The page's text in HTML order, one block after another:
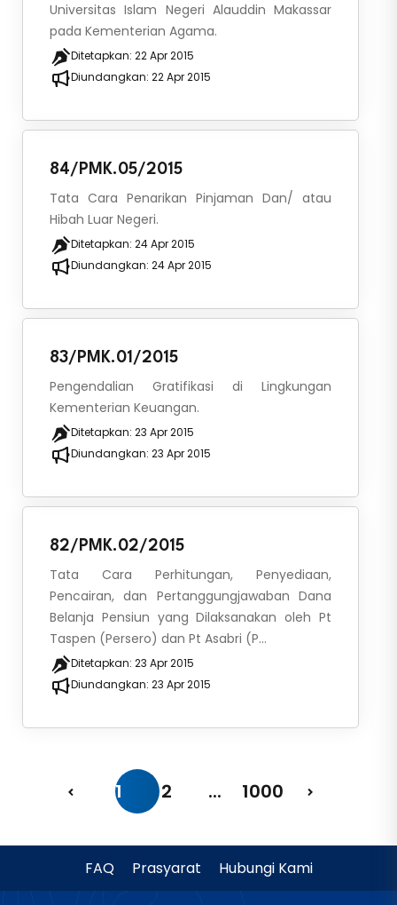
Universitas Islam Negeri Alauddin Makassar
pada Kementerian Agama.
Ditetapkan: 22 Apr 2015
Diundangkan: 22 Apr 2015
84/PMK.05/2015
Tata Cara Penarikan Pinjaman Dan/ atau
Hibah Luar Negeri.
Ditetapkan: 24 Apr 2015
Diundangkan: 24 Apr 2015
83/PMK.01/2015
Pengendalian Gratifikasi di Lingkungan
Kementerian Keuangan.
Ditetapkan: 23 Apr 2015
Diundangkan: 23 Apr 2015
82/PMK.02/2015
Tata Cara Perhitungan, Penyediaan,
Pencairan, dan Pertanggungjawaban Dana
Belanja Pensiun yang Dilaksanakan oleh Pt
Taspen (Persero) dan Pt Asabri (P...
Ditetapkan: 23 Apr 2015
Diundangkan: 23 Apr 2015
1 2 ... 1000
FAQ Prasyarat Hubungi Kami